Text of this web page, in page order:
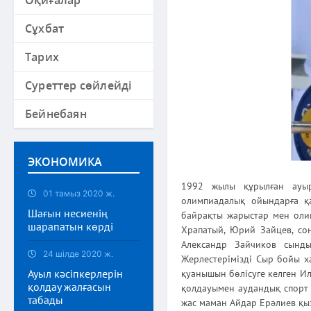
Сұхбат
Тарих
Суреттер сөйлейді
Бейнебаян
ЭКОНОМИКА
01 тамыз 2020 ж.
Шағын несиенің
шарапатын көрді
24 шілде 2020 ж.
Ауыл кәсіпкерлерін
қолдау жалғасын
табады
1992 жылы құрылған
олимпиадалық ойындарға
байрақты жарыстар мен
Храпатый, Юрий Зайцев,
Александр Зайчиков
Жерлестерімізді Сыр бойы
қуанышын бөлісуге келген
қолдауымен аудандық
жас маман Айдар Ерәлиев